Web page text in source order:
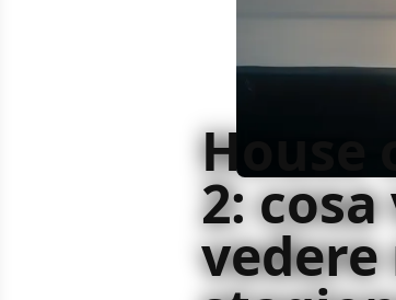
House
2: